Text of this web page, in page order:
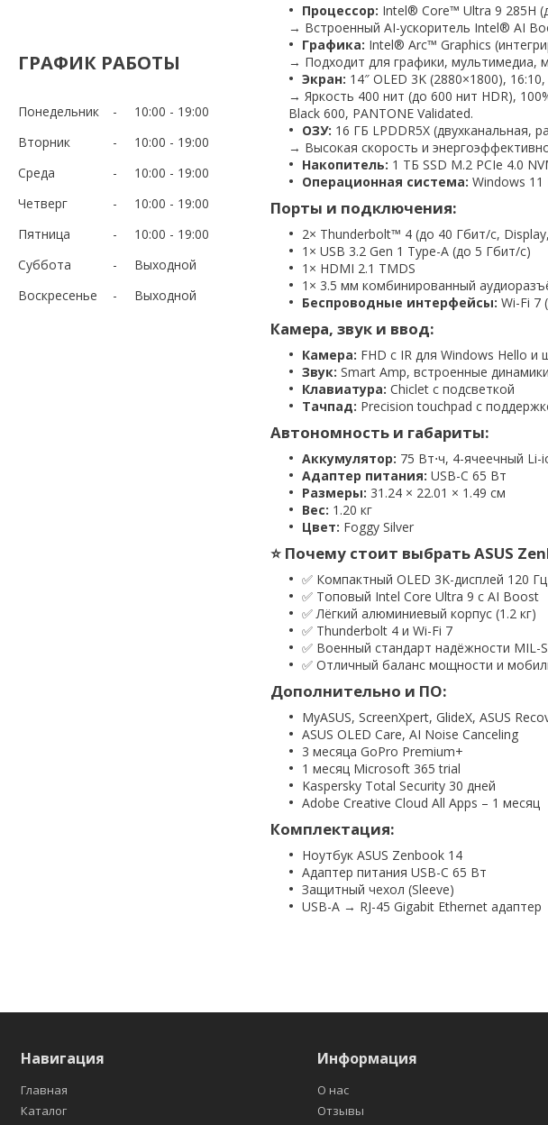
ГРАФИК РАБОТЫ
Понедельник 10:00
19:00
Вторник
10:00
19:00
Среда
10:00
19:00
Четверг
10:00
19:00
Пятница
10:00
19:00
Суббота
Выходной
Воскресенье
Выходной
Процессор: Intel® Core™ Ultra 9 285H
→ Встроенный AI-ускоритель Intel® AI
Графика: Intel® Arc™ Graphics
→ Подходит для графики, мультимедиа,
Экран: 14″ OLED 3K (2880×1800),
→ Яркость 400 нит (до 600 нит HDR),
Black 600, PANTONE Validated.
ОЗУ: 16 ГБ LPDDR5X (двухканальная,
→ Высокая скорость и
Накопитель: 1 ТБ SSD M.2 PCIe 4.0
Операционная система: Windows 11
Порты и подключения:
2× Thunderbolt™ 4 (до 40 Гбит/с,
1× USB 3.2 Gen 1 Type-A (до 5 Гбит/с)
1× HDMI 2.1 TMDS
1× 3.5 мм комбинированный
Беспроводные интерфейсы: Wi-Fi 7
Камера, звук и ввод:
Камера: FHD с IR для Windows Hello и
Звук: Smart Amp, встроенные
Клавиатура: Chiclet с подсветкой
Тачпад: Precision touchpad с
Автономность и габариты:
Аккумулятор: 75 Вт⋅ч, 4-ячеечный Li-
Адаптер питания: USB-C 65 Вт
Размеры: 31.24 × 22.01 × 1.49 см
Вес: 1.20 кг
Цвет: Foggy Silver
⭐ Почему стоит выбрать ASUS
✅ Компактный OLED 3K-дисплей 120 Гц
✅ Топовый Intel Core Ultra 9 с AI Boost
✅ Лёгкий алюминиевый корпус (1.2 кг)
✅ Thunderbolt 4 и Wi-Fi 7
✅ Военный стандарт надёжности MIL-
✅ Отличный баланс мощности и
Дополнительно и ПО:
MyASUS, ScreenXpert, GlideX, ASUS
ASUS OLED Care, AI Noise Canceling
3 месяца GoPro Premium+
1 месяц Microsoft 365 trial
Kaspersky Total Security 30 дней
Adobe Creative Cloud All Apps – 1 месяц
Комплектация:
Ноутбук ASUS Zenbook 14
Адаптер питания USB-C 65 Вт
Защитный чехол (Sleeve)
USB-A → RJ-45 Gigabit Ethernet адаптер
Навигация
Главная
Каталог
Информация
О нас
Отзывы